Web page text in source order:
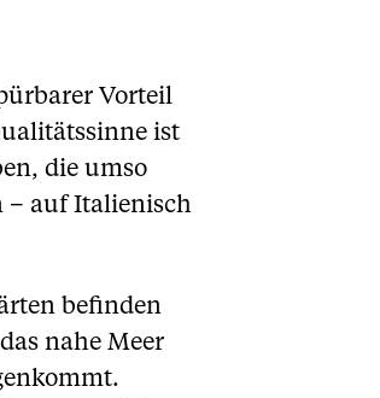
Vorteil
ist
die umso
– auf Italienisch
befinden
nahe Meer